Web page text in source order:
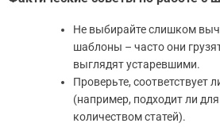
Не выбирайте слишком
шаблоны – часто они
выглядят устаревшими.
Проверьте,
(например, подходит ли
количеством статей).